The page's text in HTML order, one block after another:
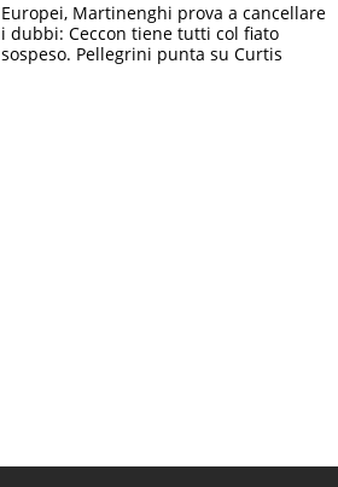
Europei, Martinenghi prova a cancellare
i dubbi: Ceccon tiene tutti col fiato
sospeso. Pellegrini punta su Curtis